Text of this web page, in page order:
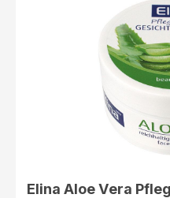
Elina Aloe Vera